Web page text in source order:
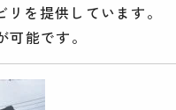
を提供しています。
能です。